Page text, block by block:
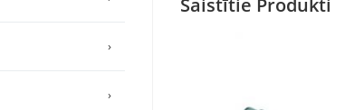
Saistītie Produkti
›
›